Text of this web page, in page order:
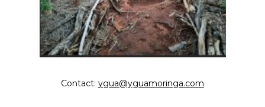
Contact: ygua@yguamoringa.com